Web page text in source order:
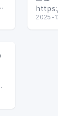
2-0-
2025-